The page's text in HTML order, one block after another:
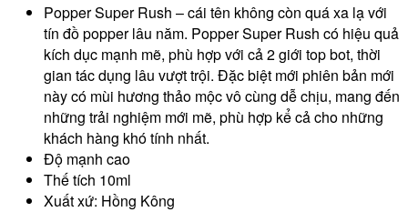
Popper Super Rush – cái tên không còn quá xa lạ với
tín đồ popper lâu năm. Popper Super Rush có hiệu quả
kích dục mạnh mẽ, phù hợp với cả 2 giới top bot, thời
gian tác dụng lâu vượt trội. Đặc biệt mới phiên bản mới
này có mùi hương thảo mộc vô cùng dễ chịu, mang đến
những trải nghiệm mới mẽ, phù hợp kể cả cho những
khách hàng khó tính nhất.
Độ mạnh cao
Thế tích 10ml
Xuất xứ: Hồng Kông